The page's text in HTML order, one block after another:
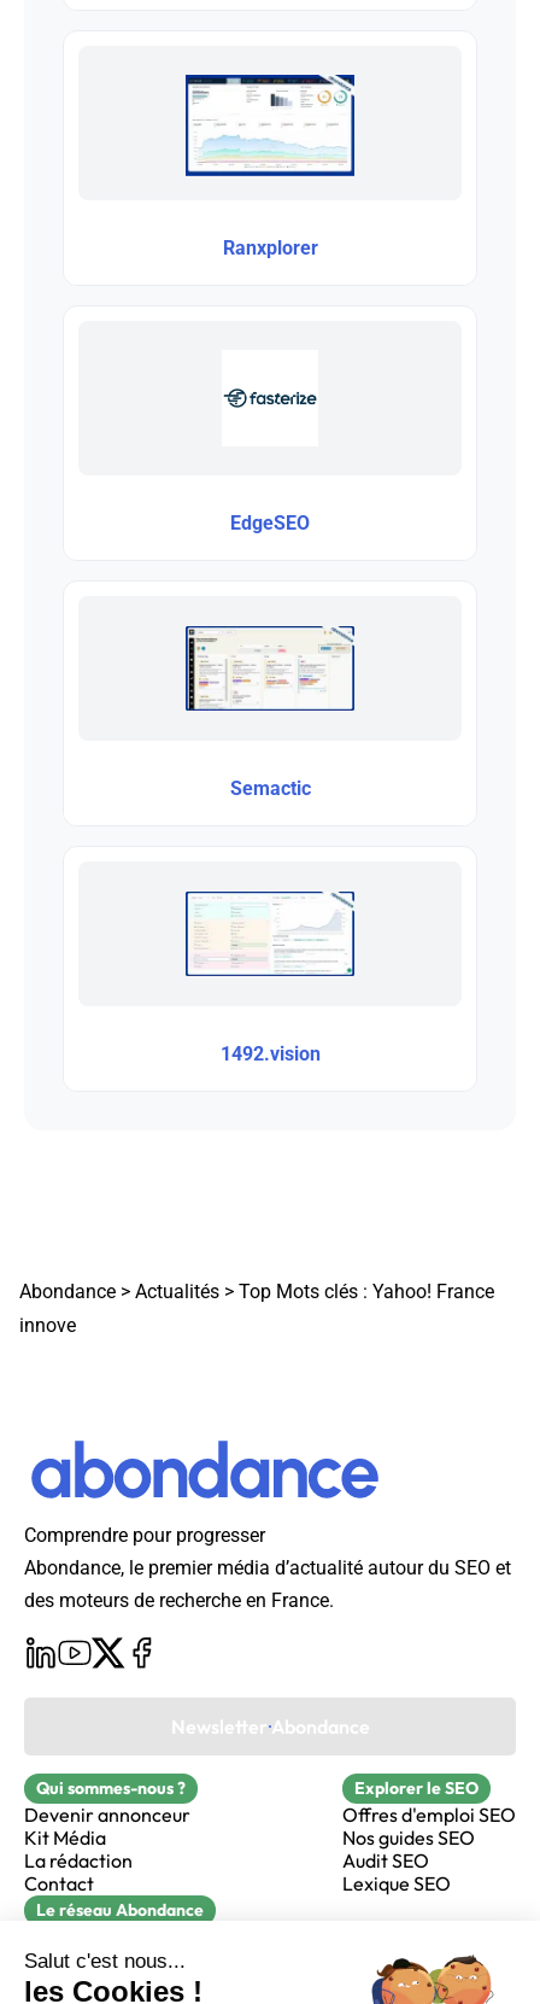
Ranxplorer
EdgeSEO
Semactic
1492.vision
Abondance > Actualités > Top Mots clés : Yahoo! France
innove
Comprendre pour progresser
Abondance, le premier média d’actualité autour du SEO et
des moteurs de recherche en France.
Newsletter Abondance
Qui sommes-nous ?
Devenir annonceur
Kit Média
La rédaction
Contact
Explorer le SEO
Offres d'emploi SEO
Nos guides SEO
Audit SEO
Lexique SEO
Le réseau Abondance
Réacteur
alfie formation